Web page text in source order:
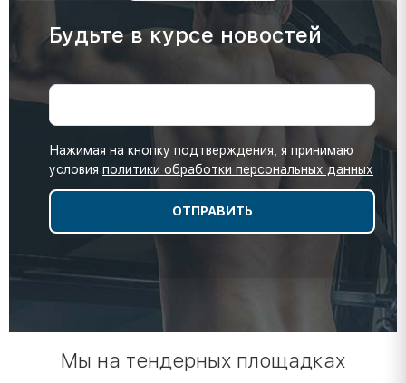
Будьте в курсе новостей
Нажимая на кнопку подтверждения, я принимаю
условия политики обработки персональных данных
Мы на тендерных площадках